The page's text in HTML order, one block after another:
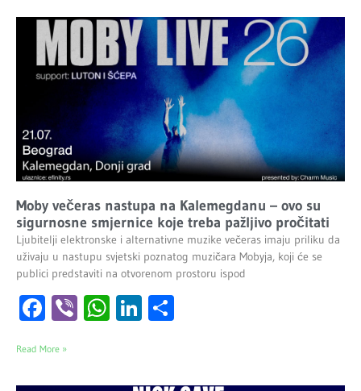
Moby večeras nastupa na Kalemegdanu – ovo su
sigurnosne smjernice koje treba pažljivo pročitati
Ljubitelji elektronske i alternativne muzike večeras imaju priliku da
uživaju u nastupu svjetski poznatog muzičara Mobyja, koji će se
publici predstaviti na otvorenom prostoru ispod
Facebook
ViberWhatsApp
LinkedIn
Read More »